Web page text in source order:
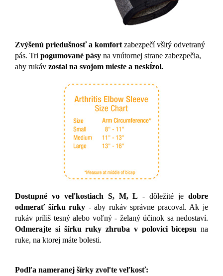
Zvýšenú priedušnosť a komfortzabezpečí všitý odvetraný
pás. Tri pogumované pásy na vnútornej strane zabezpečia,
aby rukáv zostal na svojom mieste a neskĺzol.
Dostupné vo veľkostiach S, M, L - dôležité jedobre
odmerať šírku ruky - aby rukáv správne pracoval. Ak je
rukáv príliš tesný alebo voľný - želaný účinok sa nedostaví.
Odmerajte si šírku ruky zhruba v polovici bicepsu na
ruke, na ktorej máte bolesti.
Podľa nameranej šírky zvoľte veľkosť: